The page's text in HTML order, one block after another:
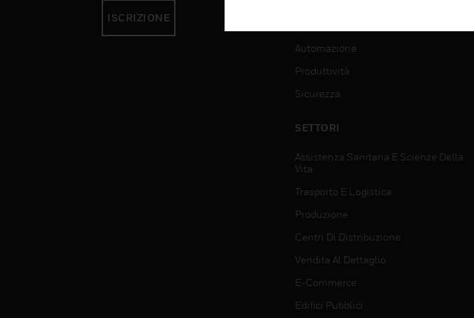
ISCRIZIONE
Automazione
Produttività
Sicurezza
SETTORI
Assistenza Sanitaria E Scienze Della
Vita
Trasporto E Logistica
Produzione
Centri Di Distribuzione
Vendita Al Dettaglio
E-Commerce
Edifici Pubblici